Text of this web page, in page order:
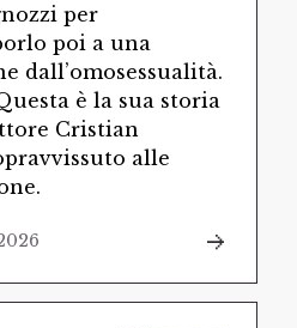
per
poi a una
dall’omosessualità.
è la sua storia
Cristian
alle